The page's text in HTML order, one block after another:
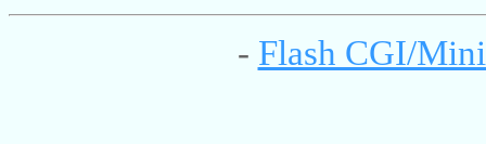
- Flash CGI/